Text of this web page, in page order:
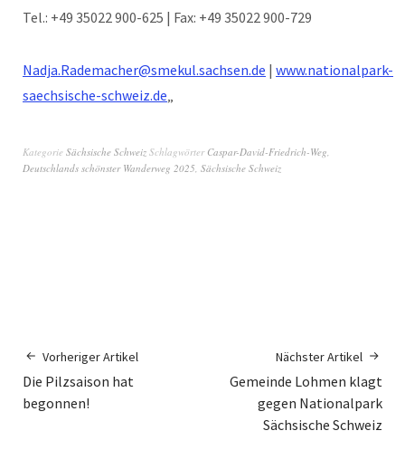
Tel.: +49 35022 900-625 | Fax: +49 35022 900-729
Nadja.Rademacher@smekul.sachsen.de | www.nationalpark-
saechsische-schweiz.de
Kategorie Sächsische Schweiz Schlagwörter Caspar-David-Friedrich-Weg
Deutschlands schönster Wanderweg 2025 Sächsische Schweiz
Vorheriger Artikel
Die Pilzsaison hat
begonnen!
Nächster Artikel
Gemeinde Lohmen klagt
gegen Nationalpark
Sächsische Schweiz